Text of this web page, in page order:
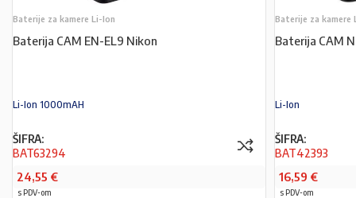
Baterije za kamere Li-Ion
Baterija CAM EN-EL9 Nikon
Li-Ion 1000mAH
ŠIFRA:
BAT63294
24,55 €
s PDV-om
Baterije za kamere
Baterija CAM
Li-Ion
ŠIFRA:
BAT42393
16,59 €
s PDV-om